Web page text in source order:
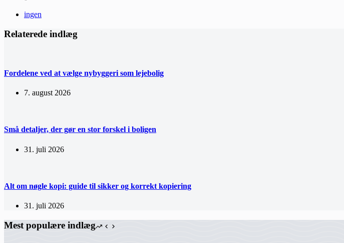
ingen
Relaterede indlæg
Fordelene ved at vælge nybyggeri som lejebolig
7. august 2026
Små detaljer, der gør en stor forskel i boligen
31. juli 2026
Alt om nøgle kopi: guide til sikker og korrekt kopiering
31. juli 2026
Mest populære indlæg